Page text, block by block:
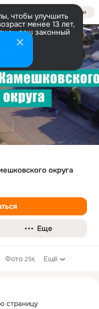
Войти
чтобы улучшить
менее 13 лет,
ваш законный
округа
Еще
Фото 25K Ещё
страницу